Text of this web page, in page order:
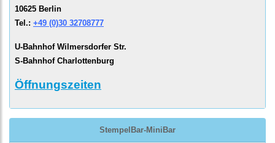
10625 Berlin
Tel.: +49 (0)30 32708777
U-Bahnhof Wilmersdorfer Str.
S-Bahnhof Charlottenburg
Öffnungszeiten
StempelBar-MiniBar